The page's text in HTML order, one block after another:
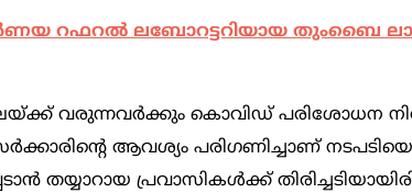
റഫറല്‍ ലബോറട്ടറിയായ തുംബൈ
വരുന്നവര്‍ക്കും കൊവിഡ് പരിശോധന
ആവശ്യം പരിഗണിച്ചാണ്
തയ്യാറായ പ്രവാസികള്‍ക്ക്